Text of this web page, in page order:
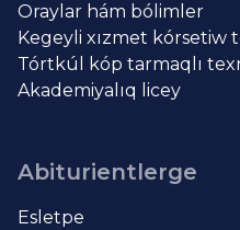
Oraylar hám bólimler
Kegeyli xızmet kórsetiw
Tórtkúl kóp tarmaqlı
Akademiyalıq licey
Abiturientlerge
Esletpe